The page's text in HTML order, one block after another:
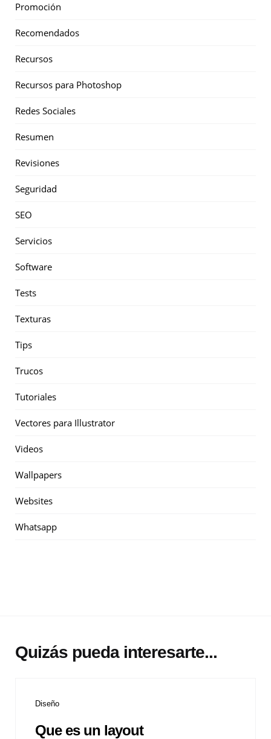
Promoción
Recomendados
Recursos
Recursos para Photoshop
Redes Sociales
Resumen
Revisiones
Seguridad
SEO
Servicios
Software
Tests
Texturas
Tips
Trucos
Tutoriales
Vectores para Illustrator
Videos
Wallpapers
Websites
Whatsapp
Quizás pueda interesarte...
Diseño
Que es un layout